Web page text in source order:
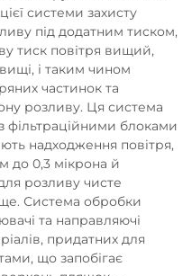
системи захисту
під додатним тиском,
тиск повітря вищий,
і таким чином
частинок та
розливу. Ця система
фільтраційними блоками
надходження повітря,
до 0,3 мікрона й
розливу чисте
Система обробки
та направляючі
придатних для
що запобігає